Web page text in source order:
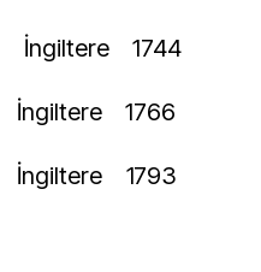
İngiltere 1744
İngiltere 1766
İngiltere 1793